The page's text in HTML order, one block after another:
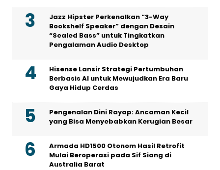
Jazz Hipster Perkenalkan “3-Way
Bookshelf Speaker” dengan Desain
“Sealed Bass” untuk Tingkatkan
Pengalaman Audio Desktop
Hisense Lansir Strategi Pertumbuhan
Berbasis AI untuk Mewujudkan Era Baru
Gaya Hidup Cerdas
Pengenalan Dini Rayap: Ancaman Kecil
yang Bisa Menyebabkan Kerugian Besar
Armada HD1500 Otonom Hasil Retrofit
Mulai Beroperasi pada Sif Siang di
Australia Barat